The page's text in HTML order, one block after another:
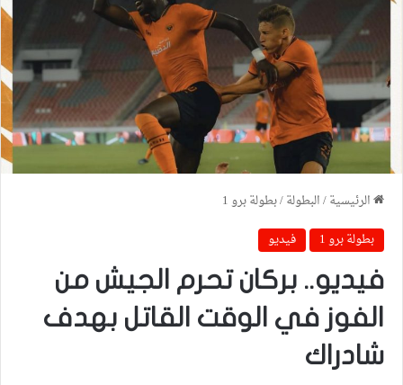
الرئيسية/البطولة/بطولة برو 1
بطولة برو 1
فيديو
فيديو.. بركان تحرم الجيش من
الفوز في الوقت القاتل بهدف
شادراك